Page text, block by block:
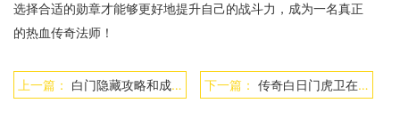
选择合适的勋章才能够更好地提升自己的战斗力，成为一名真正
的热血传奇法师！
上一篇： 白门隐藏攻略和成就攻略 下一篇： 传奇白日门虎卫在哪里